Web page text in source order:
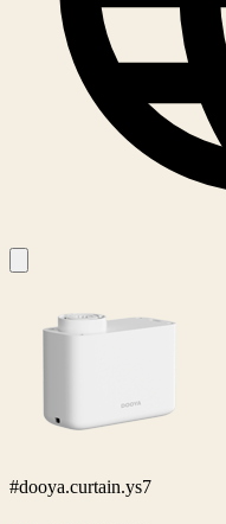
#dooya.curtain.ys7